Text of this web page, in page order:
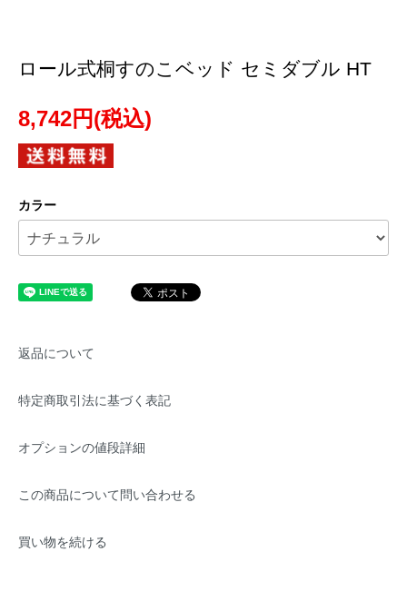
ロール式桐すのこベッド セミダブル HT
8,742円(税込)
カラー
返品について
特定商取引法に基づく表記
オプションの値段詳細
この商品について問い合わせる
買い物を続ける